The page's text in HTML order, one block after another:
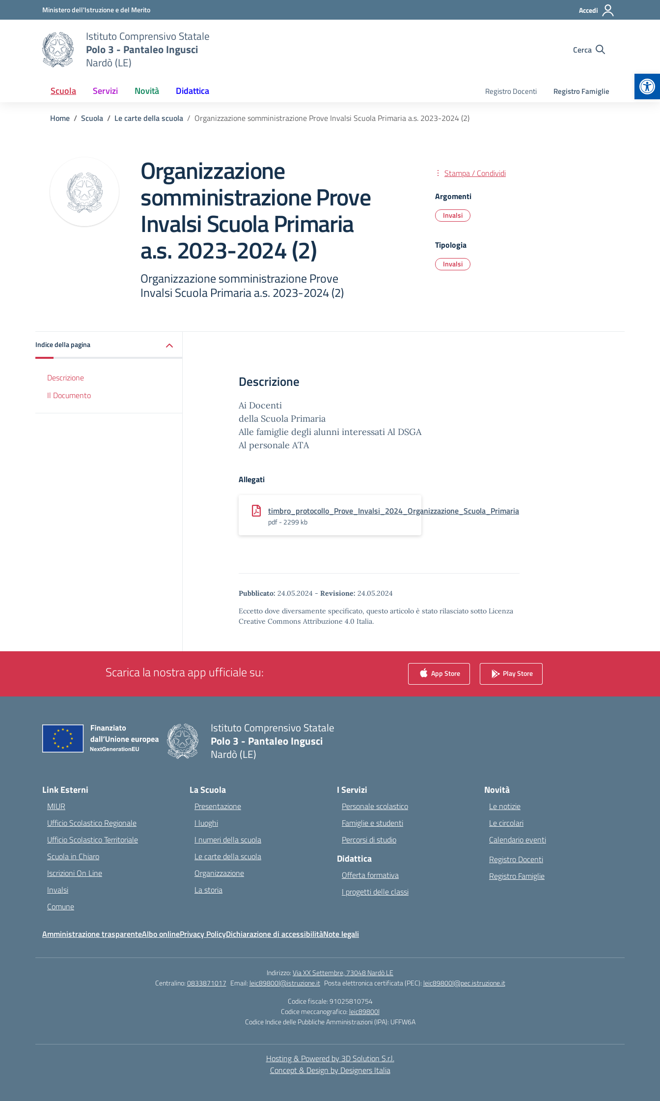
Vai ai contenuti
Vai al menu di navigazioneMinistero dell'Istruzione e del Merito Accedi
Istituto Comprensivo Statale
Polo 3 - Pantaleo Ingusci
Nardò (LE)
Cerca
Scuola Servizi Novità Didattica Registro Docenti Registro Famiglie
Home Scuola Le carte della scuola Organizzazione somministrazione Prove Invalsi Scuola Primaria a.s. 2023-2024 (2)
Organizzazione
somministrazione Prove
Invalsi Scuola Primaria
a.s. 2023-2024 (2)
Organizzazione somministrazione Prove
Invalsi Scuola Primaria a.s. 2023-2024 (2)
Stampa / Condividi
Argomenti
Invalsi
Tipologia
Invalsi
Indice della pagina
Descrizione
Il Documento
Descrizione
Ai Docenti
della Scuola Primaria
Alle famiglie degli alunni interessati Al DSGA
Al personale ATA
Allegati
timbro_protocollo_Prove_Invalsi_2024_Organizzazione_Scuola_Primaria
pdf - 2299 kb
Pubblicato: 24.05.2024 - Revisione: 24.05.2024
Eccetto dove diversamente specificato, questo articolo è stato rilasciato sotto Licenza
Creative Commons Attribuzione 4.0 Italia.
Scarica la nostra app ufficiale su: App Store Play Store
Istituto Comprensivo Statale
Polo 3 - Pantaleo Ingusci
Nardò (LE)
Link Esterni
MIUR
Ufficio Scolastico Regionale
Ufficio Scolastico Territoriale
Scuola in Chiaro
Iscrizioni On Line
Invalsi
Comune
La Scuola
Presentazione
I luoghi
I numeri della scuola
Le carte della scuola
Organizzazione
La storia
I Servizi
Personale scolastico
Famiglie e studenti
Percorsi di studio
Didattica
Offerta formativa
I progetti delle classi
Novità
Le notizie
Le circolari
Calendario eventi
Registro Docenti
Registro Famiglie
Amministrazione trasparenteAlbo onlinePrivacy PolicyDichiarazione di accessibilitàNote legali
Indirizzo:Via XX Settembre, 73048 Nardò LE
Centralino:0833871017 Email: leic89800l@istruzione.it Posta elettronica certificata (PEC): leic89800l@pec.istruzione.it
Codice fiscale: 91025810754
Codice meccanografico: leic89800l
Codice Indice delle Pubbliche Amministrazioni (IPA): UFFW6A
Hosting & Powered by 3D Solution S.r.l.
Concept & Design by Designers Italia